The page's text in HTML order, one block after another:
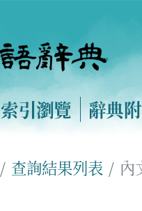
索引瀏覽 辭典
查詢結果列表 內